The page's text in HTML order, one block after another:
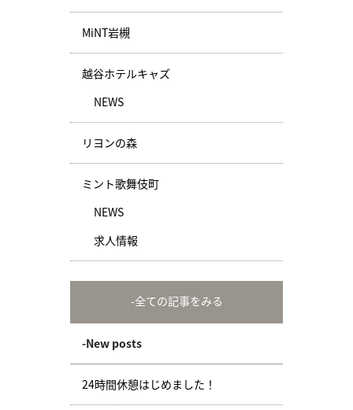
MiNT岩槻
越谷ホテルキャズ
NEWS
リヨンの森
ミント歌舞伎町
NEWS
求人情報
-全ての記事をみる
-New posts
24時間休憩はじめました！